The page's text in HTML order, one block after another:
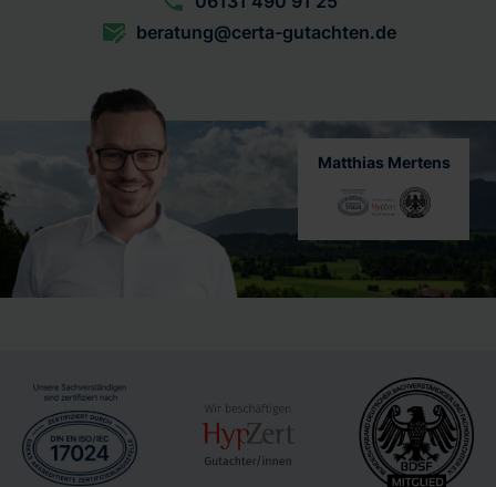
beratung@certa-gutachten.de
Matthias Mertens